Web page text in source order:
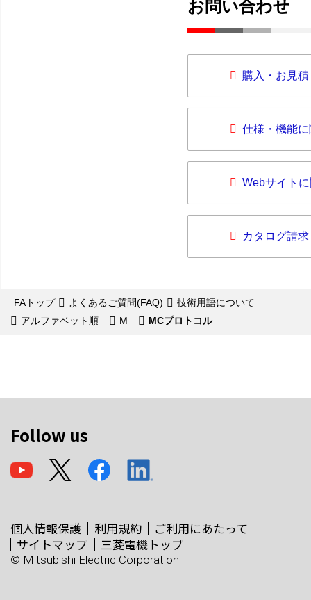
お問い合わせ
購入・お見
仕様・機能
Webサイト
カタログ請求
FAトップ よくあるご質問(FAQ)
技術用語について
アルファベット順
M MCプロトコル
Follow us
個人情報保護 利用規約
ご利用にあたって
サイトマップ
三菱電機トップ
© Mitsubishi Electric Corporation